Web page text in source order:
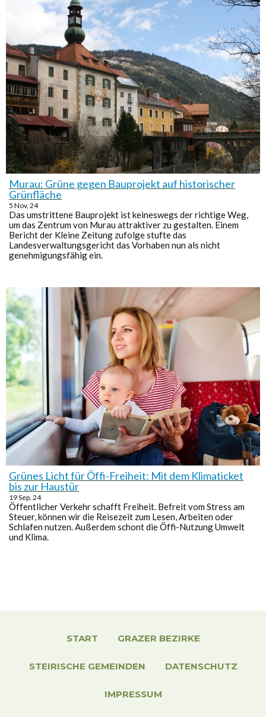
Murau: Grüne gegen Bauprojekt auf historischer
Grünfläche
5 Nov, 24
Das umstrittene Bauprojekt ist keineswegs der richtige Weg,
um das Zentrum von Murau attraktiver zu gestalten. Einem
Bericht der Kleine Zeitung zufolge stufte das
Landesverwaltungsgericht das Vorhaben nun als nicht
genehmigungsfähig ein.
Grünes Licht für Öffi-Freiheit: Mit dem Klimaticket
bis zur Haustür
19Sep, 24
Öffentlicher Verkehr schafft Freiheit. Befreit vom Stress am
Steuer, können wir die Reisezeit zum Lesen, Arbeiten oder
Schlafen nutzen. Außerdem schont die Öffi-Nutzung Umwelt
und Klima.
START GRAZER BEZIRKE
STEIRISCHE GEMEINDEN DATENSCHUTZ
IMPRESSUM